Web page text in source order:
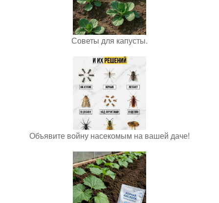
Советы для капусты.
Объявите войну насекомым на вашей даче!